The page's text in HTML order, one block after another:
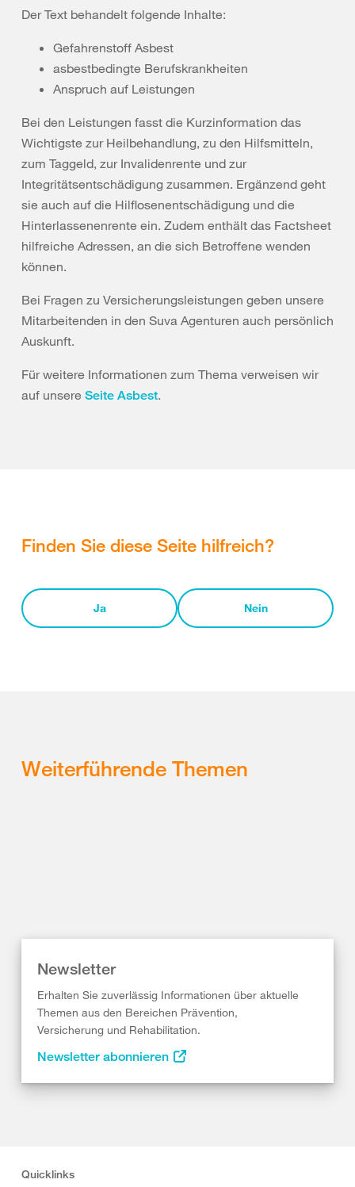
Der Text behandelt folgende Inhalte:
Gefahrenstoff Asbest
asbestbedingte Berufskrankheiten
Anspruch auf Leistungen
Bei den Leistungen fasst die Kurzinformation das
Wichtigste zur Heilbehandlung, zu den Hilfsmitteln,
zum Taggeld, zur Invalidenrente und zur
Integritätsentschädigung zusammen. Ergänzend geht
sie auch auf die Hilflosenentschädigung und die
Hinterlassenenrente ein. Zudem enthält das Factsheet
hilfreiche Adressen, an die sich Betroffene wenden
können.
Bei Fragen zu Versicherungsleistungen geben unsere
Mitarbeitenden in den Suva Agenturen auch persönlich
Auskunft.
Für weitere Informationen zum Thema verweisen wir
auf unsere Seite Asbest.
Finden Sie diese Seite hilfreich?
Ja Nein
Weiterführende Themen
Newsletter
Erhalten Sie zuverlässig Informationen über aktuelle
Themen aus den Bereichen Prävention,
Versicherung und Rehabilitation.
Newsletter abonnieren
Quicklinks